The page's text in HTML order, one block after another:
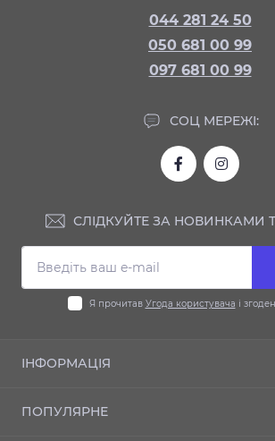
044 281 24 50
050 681 00 99
097 681 00 99
СОЦ МЕРЕЖІ:
СЛІДКУЙТЕ ЗА НОВИНКАМИ
Я прочитав Угода користувача і
ІНФОРМАЦІЯ
Гарантія
ПОПУЛЯРНЕ